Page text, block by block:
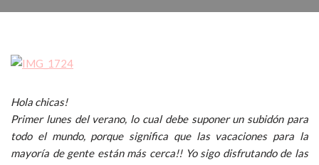
Hola chicas!
Primer lunes del verano, lo cual debe suponer un subidón para
todo el mundo, porque significa que las vacaciones para la
mayoría de gente están más cerca!! Yo sigo disfrutando de las